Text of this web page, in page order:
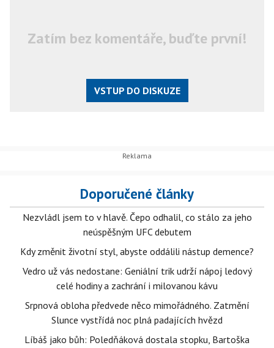
Zatím bez komentáře, buďte první!
VSTUP DO DISKUZE
Doporučené články
Nezvládl jsem to v hlavě. Čepo odhalil, co stálo za jeho
neúspěšným UFC debutem
Kdy změnit životní styl, abyste oddálili nástup demence?
Vedro už vás nedostane: Geniální trik udrží nápoj ledový
celé hodiny a zachrání i milovanou kávu
Srpnová obloha předvede něco mimořádného. Zatmění
Slunce vystřídá noc plná padajících hvězd
Líbáš jako bůh: Poledňáková dostala stopku, Bartoška